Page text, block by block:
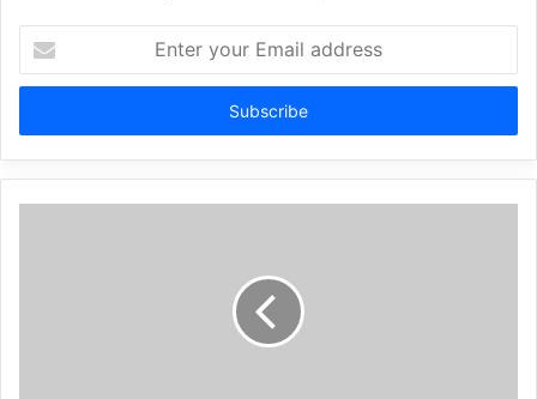
your
Email